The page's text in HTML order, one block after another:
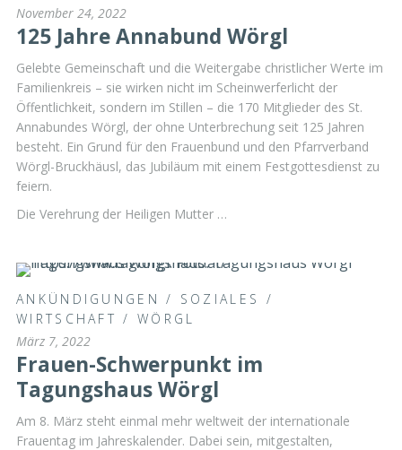
November 24, 2022
125 Jahre Annabund Wörgl
Gelebte Gemeinschaft und die Weitergabe christlicher Werte im
Familienkreis – sie wirken nicht im Scheinwerferlicht der
Öffentlichkeit, sondern im Stillen – die 170 Mitglieder des St.
Annabundes Wörgl, der ohne Unterbrechung seit 125 Jahren
besteht. Ein Grund für den Frauenbund und den Pfarrverband
Wörgl-Bruckhäusl, das Jubiläum mit einem Festgottesdienst zu
feiern.
Die Verehrung der Heiligen Mutter …
ANKÜNDIGUNGEN / SOZIALES
/
WIRTSCHAFT / WÖRGL
März 7, 2022
Frauen-Schwerpunkt im
Tagungshaus Wörgl
Am 8. März steht einmal mehr weltweit der internationale
Frauentag im Jahreskalender. Dabei sein, mitgestalten,